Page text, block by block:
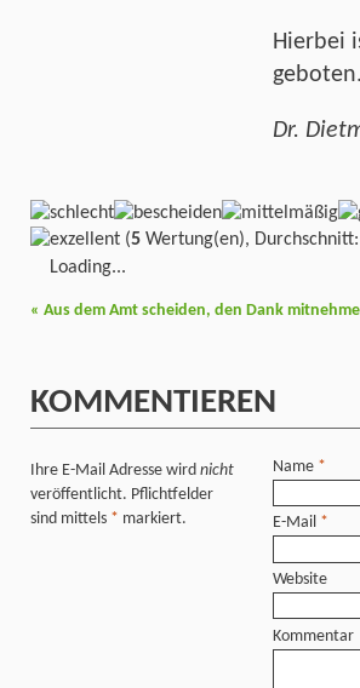
Hierbei
Dr.
(5 Wertung(en), Durchschnitt:
Loading...
« Aus dem Amt scheiden, den Dank
KOMMENTIEREN
Ihre E-Mail Adresse wird nicht
veröffentlicht. Pflichtfelder
sind mittels * markiert.
Name *
E-Mail *
Website
Kommentar